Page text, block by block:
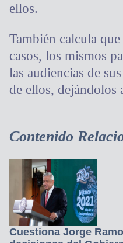
ellos.
También calcula
casos, los mismos
las audiencias de
de ellos, dejándolos
Contenido
Cuestiona Jorge